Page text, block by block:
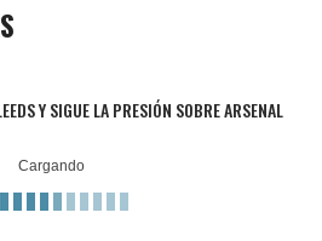
Y SIGUE LA PRESIÓN SOBRE ARSENAL